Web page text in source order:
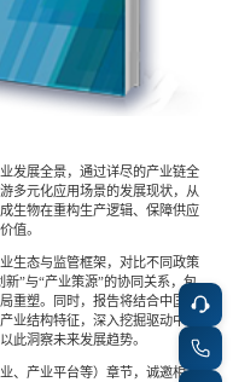
发展全景，通过详尽的产业链全
多元化应用场景的发展现状，从
生物在重构生产逻辑、保障供应
值。
生态与监管框架，对比不同政策
新”与“产业策源”的协同关系，包
重塑。同时，报告将结合中国市
业结构特征，深入挖掘驱动中国
此洞察未来发展趋势。
、产业平台等）章节，诚邀相关